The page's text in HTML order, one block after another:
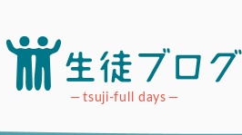
tsuji-full days